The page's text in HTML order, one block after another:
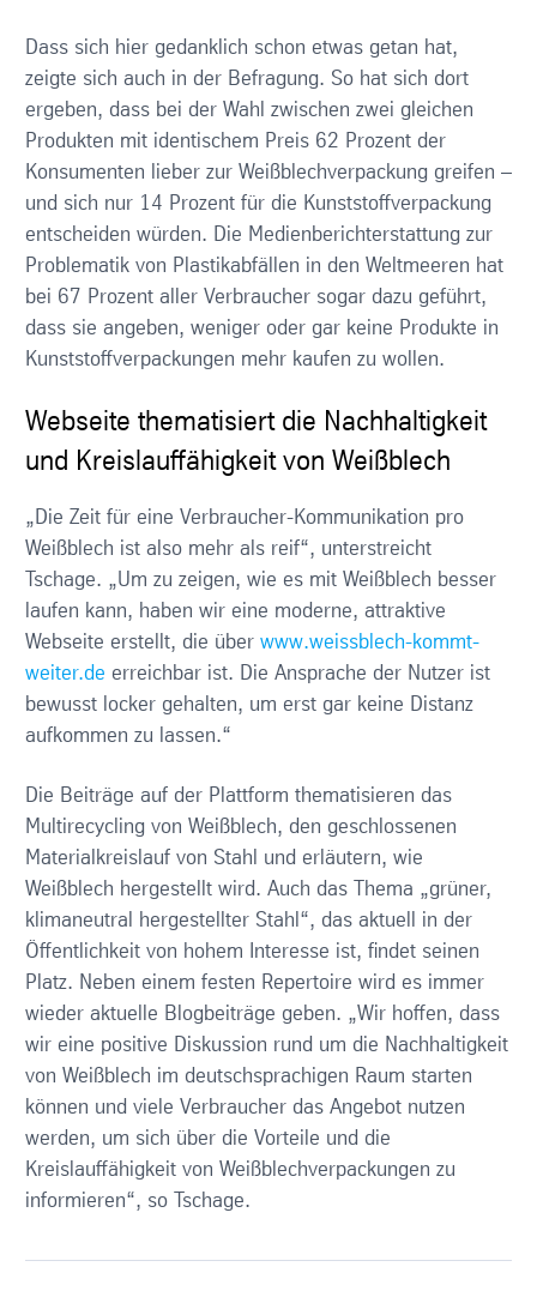
Dass sich hier gedanklich schon etwas getan hat,
zeigte sich auch in der Befragung. So hat sich dort
ergeben, dass bei der Wahl zwischen zwei gleichen
Produkten mit identischem Preis 62 Prozent der
Konsumenten lieber zur Weißblechverpackung greifen –
und sich nur 14 Prozent für die Kunststoffverpackung
entscheiden würden. Die Medienberichterstattung zur
Problematik von Plastikabfällen in den Weltmeeren hat
bei 67 Prozent aller Verbraucher sogar dazu geführt,
dass sie angeben, weniger oder gar keine Produkte in
Kunststoffverpackungen mehr kaufen zu wollen.
Webseite thematisiert die Nachhaltigkeit
und Kreislauffähigkeit von Weißblech
„Die Zeit für eine Verbraucher-Kommunikation pro
Weißblech ist also mehr als reif“, unterstreicht
Tschage. „Um zu zeigen, wie es mit Weißblech besser
laufen kann, haben wir eine moderne, attraktive
Webseite erstellt, die über www.weissblech-kommt-
weiter.de erreichbar ist. Die Ansprache der Nutzer ist
bewusst locker gehalten, um erst gar keine Distanz
aufkommen zu lassen.“
Die Beiträge auf der Plattform thematisieren das
Multirecycling von Weißblech, den geschlossenen
Materialkreislauf von Stahl und erläutern, wie
Weißblech hergestellt wird. Auch das Thema „grüner,
klimaneutral hergestellter Stahl“, das aktuell in der
Öffentlichkeit von hohem Interesse ist, findet seinen
Platz. Neben einem festen Repertoire wird es immer
wieder aktuelle Blogbeiträge geben. „Wir hoffen, dass
wir eine positive Diskussion rund um die Nachhaltigkeit
von Weißblech im deutschsprachigen Raum starten
können und viele Verbraucher das Angebot nutzen
werden, um sich über die Vorteile und die
Kreislauffähigkeit von Weißblechverpackungen zu
informieren“, so Tschage.